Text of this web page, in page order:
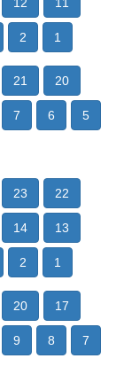
2 1
21 20
7 6 5
23 22
14 13
2 1
20 17
9 8 7